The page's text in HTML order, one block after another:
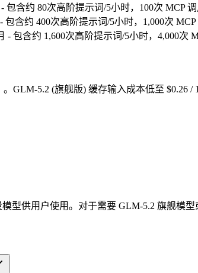
- 包含约 80次高阶提示词/5小时，100次 MCP 调
包含约 400次高阶提示词/5小时，1,000次 MCP
- 包含约 1,600次高阶提示词/5小时，4,000次
GLM-5.2 (旗舰版) 缓存输入成本低至 $0.26
模型供用户使用。对于需要 GLM-5.2 旗舰模